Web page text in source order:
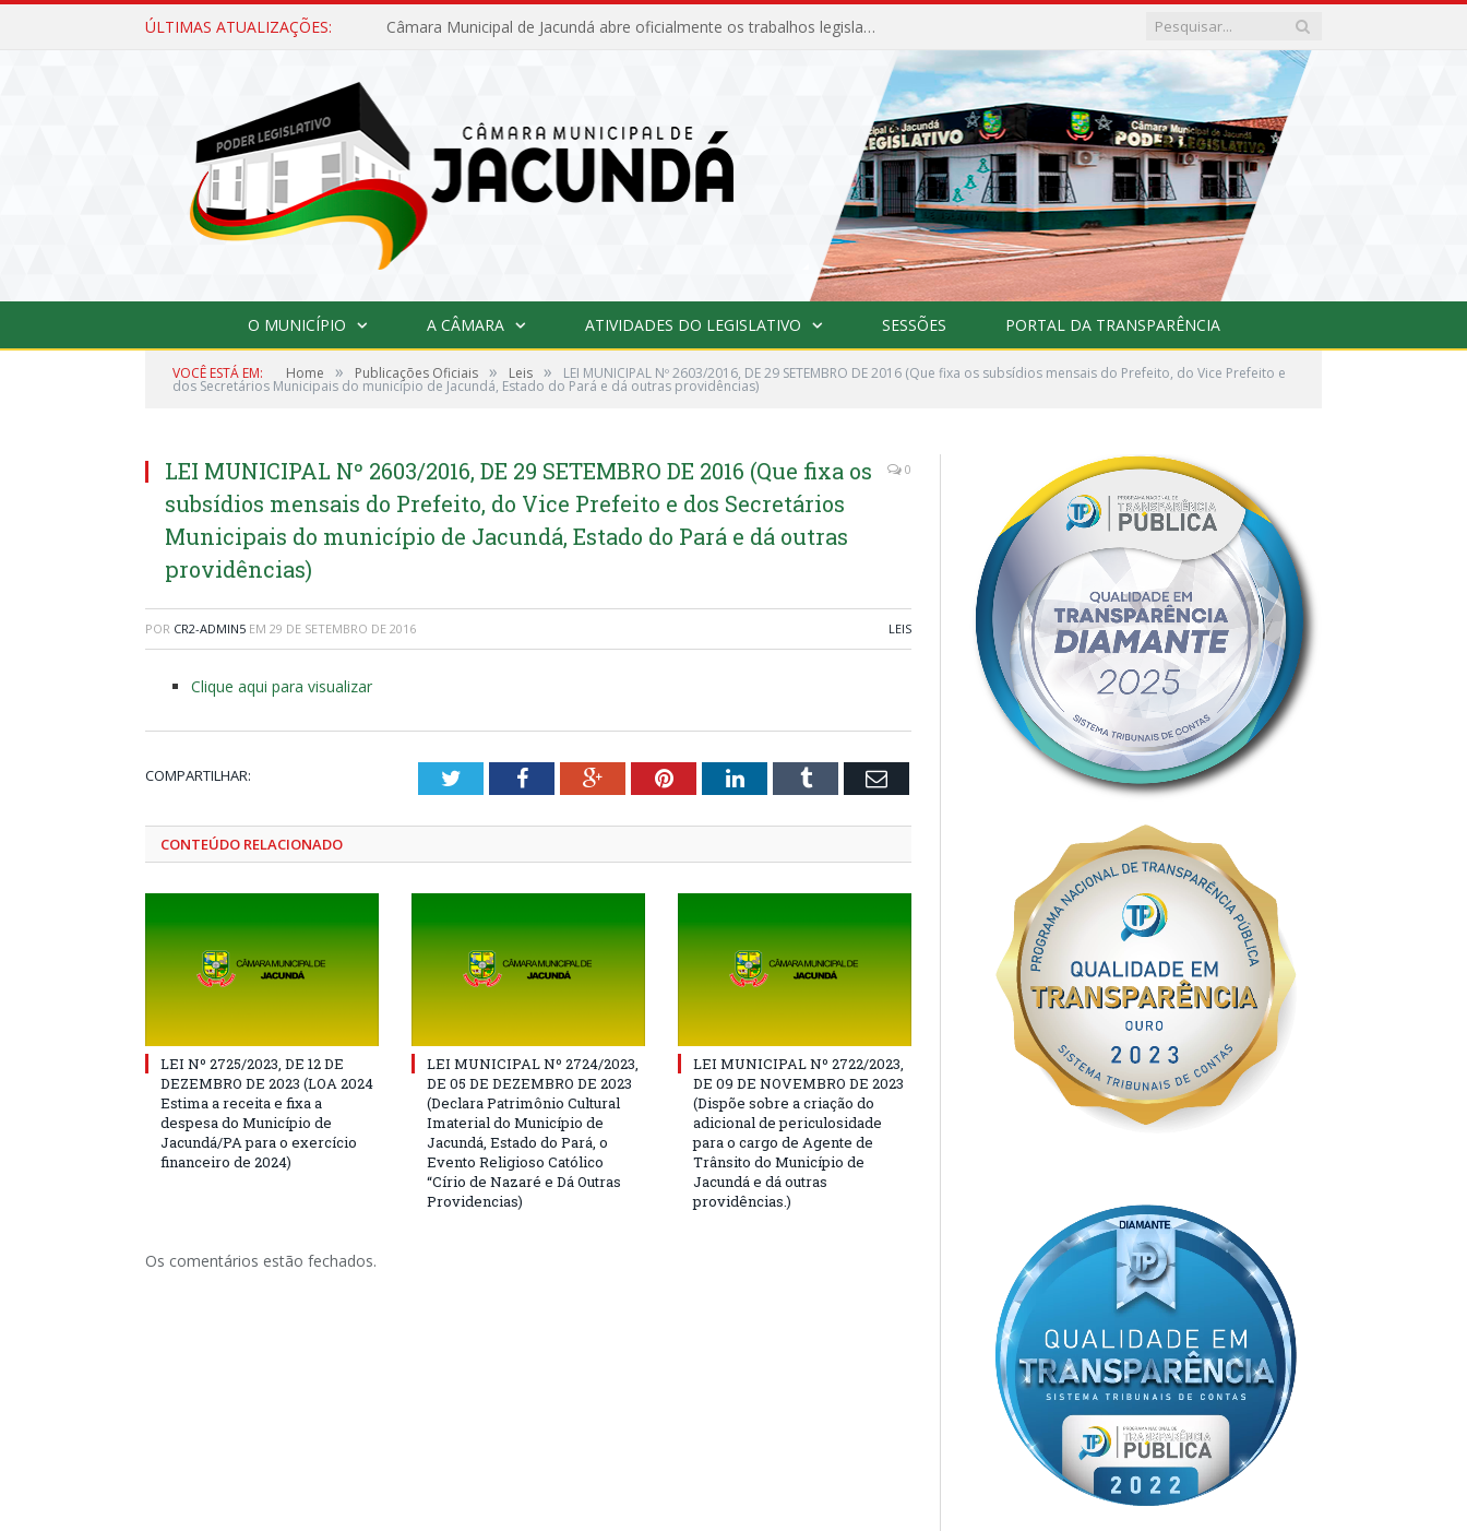
ÚLTIMAS ATUALIZAÇÕES: Câmara Municipal de Jacundá abre oficialmente os trabalhos legislativos de 2026
O MUNICÍPIO A CÂMARA ATIVIDADES DO LEGISLATIVO SESSÕES PORTAL DA TRANSPARÊNCIA
VOCÊ ESTÁ EM: Home » Publicações Oficiais » Leis » LEI MUNICIPAL Nº 2603/2016, DE 29 SETEMBRO DE 2016 (Que fixa os subsídios mensais do Prefeito, do Vice Prefeito e
dos Secretários Municipais do município de Jacundá, Estado do Pará e dá outras providências)
LEI MUNICIPAL Nº 2603/2016, DE 29 SETEMBRO DE 2016 (Que fixa os
subsídios mensais do Prefeito, do Vice Prefeito e dos Secretários
Municipais do município de Jacundá, Estado do Pará e dá outras
providências)
0
POR CR2-ADMIN5 EM 29 DE SETEMBRO DE 2016 LEIS
Clique aqui para visualizar
COMPARTILHAR: TwitterFacebookGoogle+PinterestLinkedInTumblr Email
CONTEÚDO RELACIONADO
LEI Nº 2725/2023, DE 12 DE
DEZEMBRO DE 2023 (LOA 2024
Estima a receita e fixa a
despesa do Município de
Jacundá/PA para o exercício
financeiro de 2024)
LEI MUNICIPAL Nº 2724/2023,
DE 05 DE DEZEMBRO DE 2023
(Declara Patrimônio Cultural
Imaterial do Município de
Jacundá, Estado do Pará, o
Evento Religioso Católico
“Círio de Nazaré e Dá Outras
Providencias)
LEI MUNICIPAL Nº 2722/2023,
DE 09 DE NOVEMBRO DE 2023
(Dispõe sobre a criação do
adicional de periculosidade
para o cargo de Agente de
Trânsito do Município de
Jacundá e dá outras
providências.)
Os comentários estão fechados.